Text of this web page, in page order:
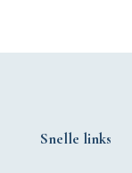
Snelle links